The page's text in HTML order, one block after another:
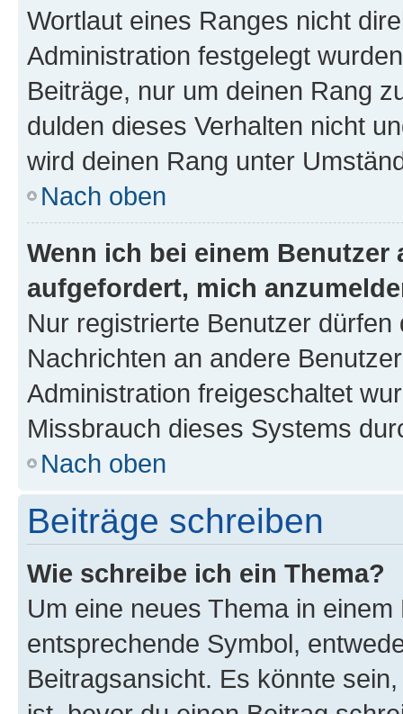
Wortlaut eines Ranges nicht
Administration festgelegt
Beiträge, nur um deinen Rang
dulden dieses Verhalten nicht
wird deinen Rang unter
Nach oben
Wenn ich bei einem
aufgefordert, mich
Nur registrierte Benutzer
Nachrichten an andere
Administration freigeschaltet
Missbrauch dieses Systems
Nach oben
Beiträge schreiben
Wie schreibe ich ein Thema?
Um eine neues Thema in
entsprechende Symbol,
Beitragsansicht. Es könnte